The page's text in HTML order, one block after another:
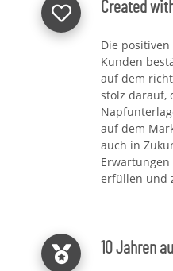
Created
Die
Kunden
auf dem
stolz darauf,
auf dem
auch in
erfüllen und
10 Jahren